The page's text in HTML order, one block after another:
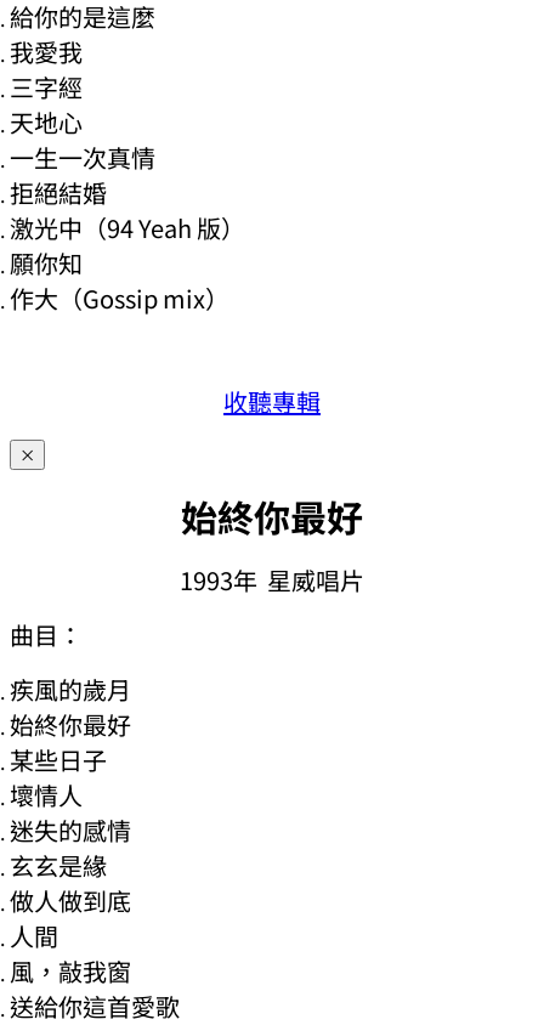
給你的是這麼
我愛我
三字經
天地心
一生一次真情
拒絕結婚
激光中（94 Yeah 版）
願你知
作大（Gossip mix）
收聽專輯
×
始終你最好
1993年 星威唱片
曲目：
疾風的歲月
始終你最好
某些日子
壞情人
迷失的感情
玄玄是緣
做人做到底
人間
風，敲我窗
送給你這首愛歌